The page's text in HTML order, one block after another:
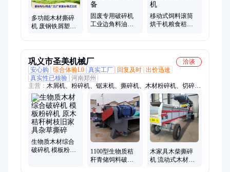
多功能木材撕碎
机 废钢铁屑塑料
固废专用破碎机
工业边角料油桶
移动式饲料滚筒
烘干机粮食秸秆
巩义市圣美机械厂
洽谈
安心购
综合体验L0 真实工厂 回复及时 出价迅速
真实性已核验 河南郑州
主营： 木屑机、粉碎机、锯末机、撕碎机、木材粉碎机、切碎
机、削片机、碎木机、破碎机、碎枝机、切片机、综合破碎机、
模板破碎机、树枝粉碎机、竹子切片机、木头粉碎机、颗粒机、
锯末粉碎机、生物质粉碎机、多功能破碎机、多功能粉碎机、树
皮粉碎机、原木切片机、纸箱破碎机、纸管粉碎机
生物质木材综合
破碎机 模板粉碎
1100型生物质秸
秆青储饲料破碎
木家具木柴撕碎
机 流动式木材破